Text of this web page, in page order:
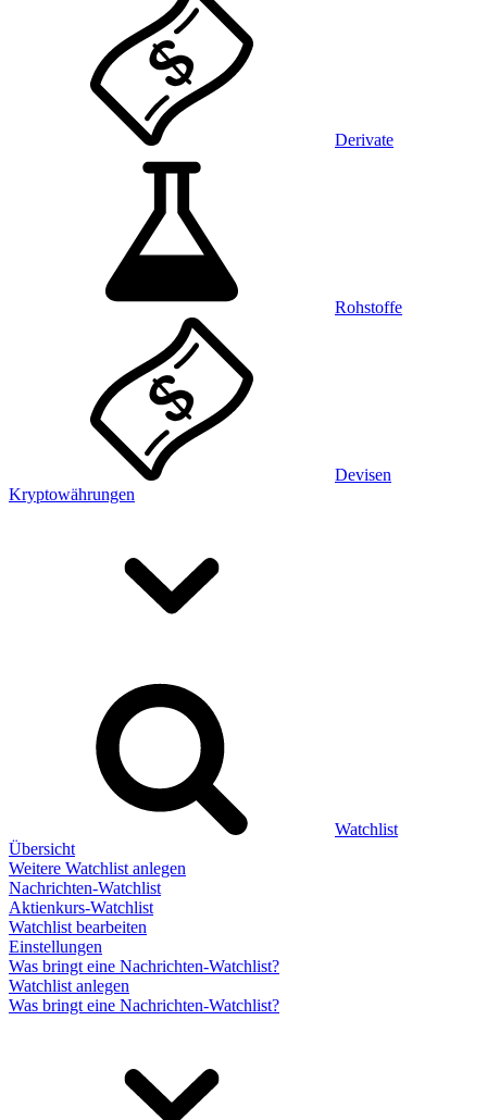
Derivate
Rohstoffe
Devisen
Kryptowährungen
Watchlist
Übersicht
Weitere Watchlist anlegen
Nachrichten-Watchlist
Aktienkurs-Watchlist
Watchlist bearbeiten
Einstellungen
Was bringt eine Nachrichten-Watchlist?
Watchlist anlegen
Was bringt eine Nachrichten-Watchlist?